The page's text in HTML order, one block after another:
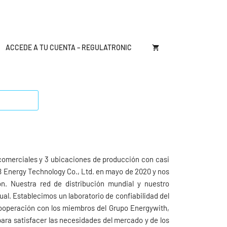
ACCEDE A TU CUENTA – REGULATRONIC
y 3 ubicaciones de producción con casi
Technology Co., Ltd. en mayo de 2020 y nos
Nuestra red de distribución mundial y nuestro
Establecimos un laboratorio de confiabilidad del
con los miembros del Grupo Energywith,
satisfacer las necesidades del mercado y de los